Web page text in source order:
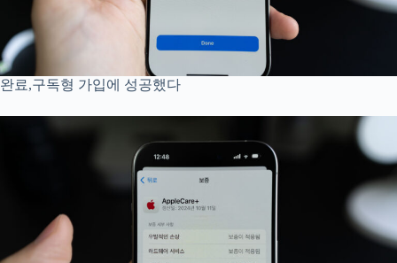
완료,구독형 가입에 성공했다